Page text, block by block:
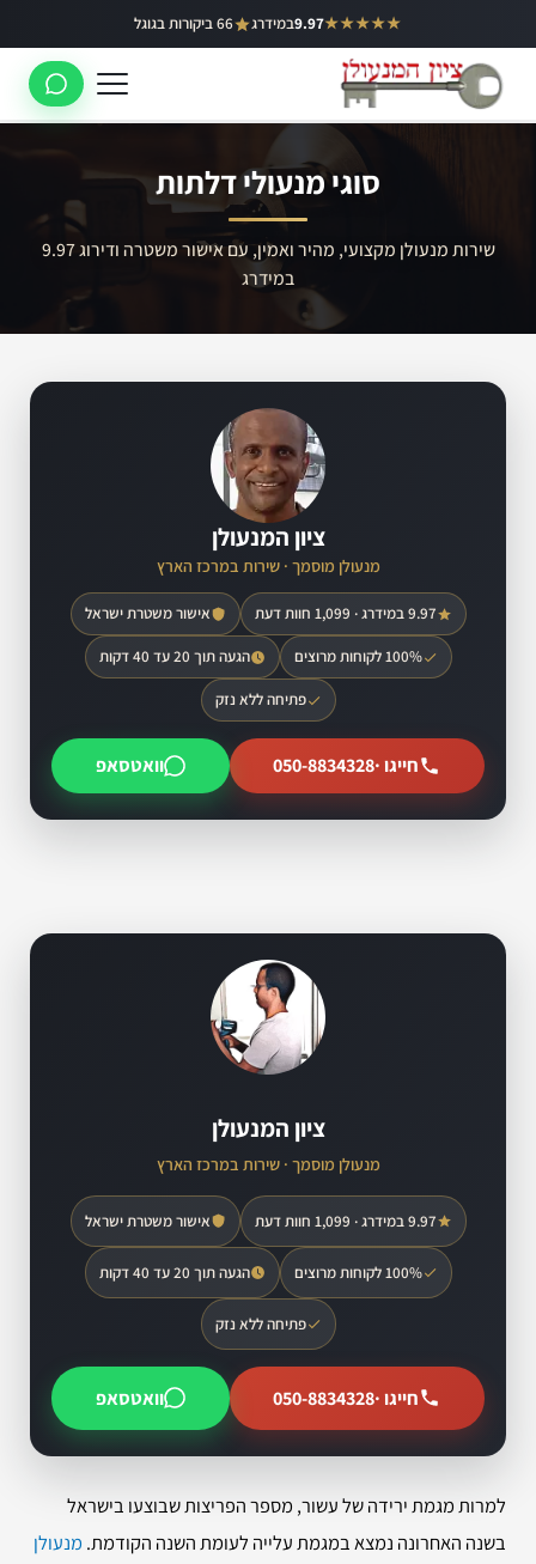
לתוכן
★★★★★
9.97במידרג 66 ביקורות בגוגל באר יעקב
ראשון לציון
רמלה
סוגי מנעולי דלתות
שירות מנעולן מקצועי, מהיר ואמין, עם אישור משטרה ודירוג 9.97
במידרג
ציון המנעולן
מנעולן מוסמך · שירות במרכז הארץ
9.97 במידרג · 1,099 חוות דעת אישור משטרת ישראל
100% לקוחות מרוצים הגעה תוך 20 עד 40 דקות
פתיחה ללא נזק
חייגו ·050-8834328 וואטסאפ
ציון המנעולן
מנעולן מוסמך · שירות במרכז הארץ
9.97 במידרג · 1,099 חוות דעת אישור משטרת ישראל
100% לקוחות מרוצים הגעה תוך 20 עד 40 דקות
פתיחה ללא נזק
חייגו ·050-8834328 וואטסאפ
למרות מגמת ירידה של עשור, מספר הפריצות שבוצעו בישראל
בשנה האחרונה נמצא במגמת עלייה לעומת השנה הקודמת. מנעולן